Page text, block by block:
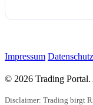
Impressum Datenschutz
© 2026 Trading Portal.
Disclaimer: Trading birgt